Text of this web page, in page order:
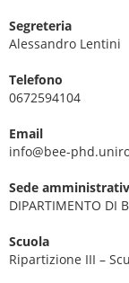
Segreteria
Alessandro Lentini
Telefono
0672594104
Email
info@bee-
Sede
DIPARTIMENTO DI
Scuola
Ripartizione III –